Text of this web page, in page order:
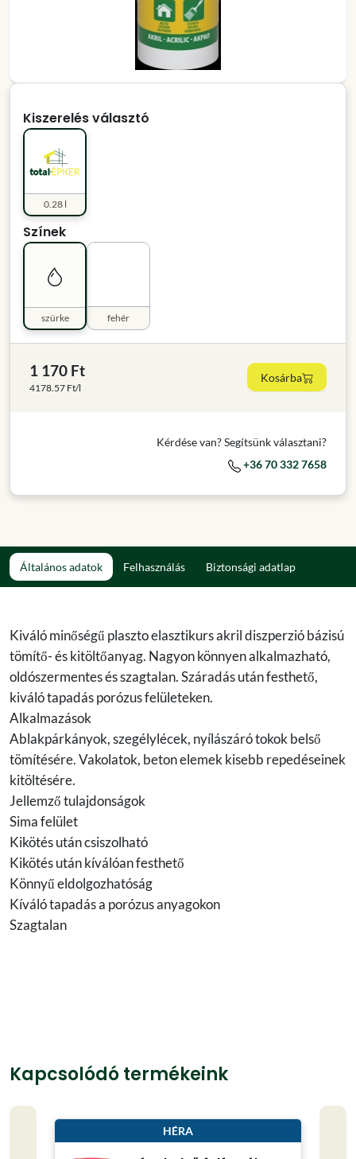
Kiszerelés választó
0.28 l
Színek
fehér
szürke
1 170 Ft
4178.57 Ft/l
Kosárba
Kérdése van? Segítsünk választani?
+36 70 332 7658
Általános adatok Felhasználás Biztonsági adatlap
Kiváló minőségű plaszto elasztikurs akril diszperzió bázisú
tömítő- és kitöltőanyag. Nagyon könnyen alkalmazható,
oldószermentes és szagtalan. Száradás után festhető,
kiváló tapadás porózus felületeken.
Alkalmazások
Ablakpárkányok, szegélylécek, nyílászáró tokok belső
tömítésére. Vakolatok, beton elemek kisebb repedéseinek
kitöltésére.
Jellemző tulajdonságok
Sima felület
Kikötés után csiszolható
Kikötés után kíválóan festhető
Könnyű eldolgozhatóság
Kíváló tapadás a porózus anyagokon
Szagtalan
Kapcsolódó termékeink
HÉRA